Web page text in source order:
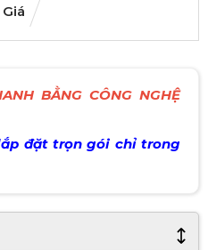
BẰNG CÔNG NGHỆ
đặt trọn gói chỉ trong